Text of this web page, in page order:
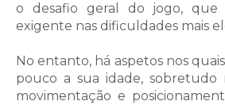
o desafio geral do jogo, que
exigente nas dificuldades mais
No entanto, há aspetos nos
pouco a sua idade, sobretudo
movimentação e